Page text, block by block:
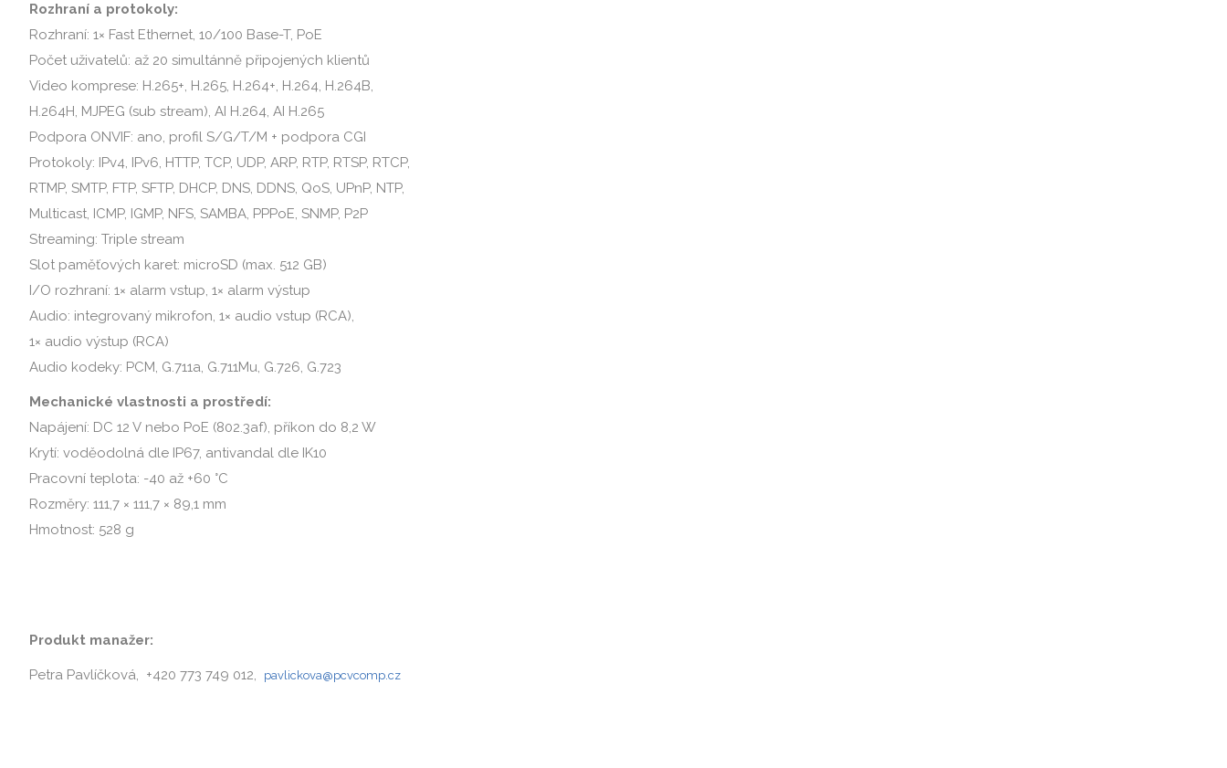
Rozhraní a protokoly:
Rozhraní: 1× Fast Ethernet, 10/100 Base-T, PoE
Počet uživatelů: až 20 simultánně připojených klientů
Video komprese: H.265+, H.265, H.264+, H.264, H.264B,
H.264H, MJPEG (sub stream), AI H.264, AI H.265
Podpora ONVIF: ano, profil S/G/T/M + podpora CGI
Protokoly: IPv4, IPv6, HTTP, TCP, UDP, ARP, RTP, RTSP, RTCP,
RTMP, SMTP, FTP, SFTP, DHCP, DNS, DDNS, QoS, UPnP, NTP,
Multicast, ICMP, IGMP, NFS, SAMBA, PPPoE, SNMP, P2P
Streaming: Triple stream
Slot paměťových karet: microSD (max. 512 GB)
I/O rozhraní: 1× alarm vstup, 1× alarm výstup
Audio: integrovaný mikrofon, 1× audio vstup (RCA),
1× audio výstup (RCA)
Audio kodeky: PCM, G.711a, G.711Mu, G.726, G.723
Mechanické vlastnosti a prostředí:
Napájení: DC 12 V nebo PoE (802.3af), příkon do 8,2 W
Krytí: voděodolná dle IP67, antivandal dle IK10
Pracovní teplota: -40 až +60 °C
Rozměry: 111,7 × 111,7 × 89,1 mm
Hmotnost: 528 g
Produkt manažer:
Petra Pavlíčková, +420 773 749 012, pavlickova@pcvcomp.cz